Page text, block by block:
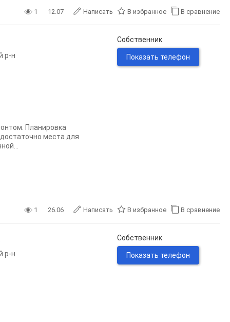
1 12.07 Написать В избранное В сравнение
р-н
Планировка
места для
Собственник
Показать телефон
1 26.06 Написать В избранное В сравнение
р-н
Собственник
Показать телефон